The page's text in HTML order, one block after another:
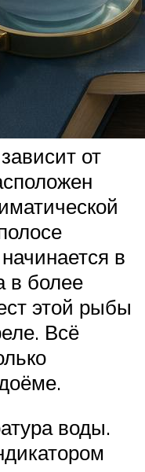
от
в
в более
этой рыбы
Всё
воды.